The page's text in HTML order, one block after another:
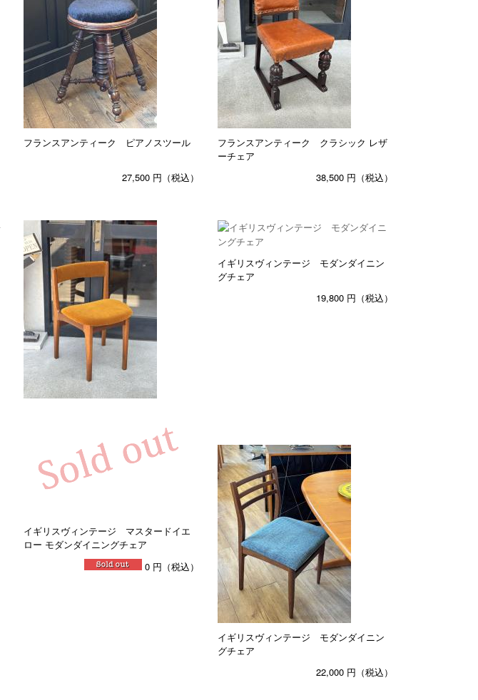
フランスアンティーク ピアノスツール
27,500 円（税込）
フランスアンティーク クラシック レザ
ーチェア
38,500 円（税込）
イギリスヴィンテージ マスタードイエ
ロー モダンダイニングチェア
0 円（税込）
イギリスヴィンテージ モダンダイニン
グチェア
19,800 円（税込）
イギリスヴィンテージ モダンダイニン
グチェア
22,000 円（税込）